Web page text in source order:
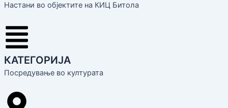
Настани во објектите на КИЦ Битола
КАТЕГОРИЈА
Посредување во културата